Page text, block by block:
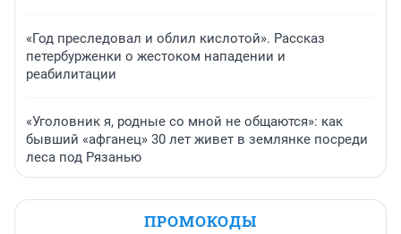
«Год преследовал и облил кислотой». Рассказ
петербурженки о жестоком нападении и
реабилитации
«Уголовник я, родные со мной не общаются»: как
бывший «афганец» 30 лет живет в землянке посреди
леса под Рязанью
ПРОМОКОДЫ